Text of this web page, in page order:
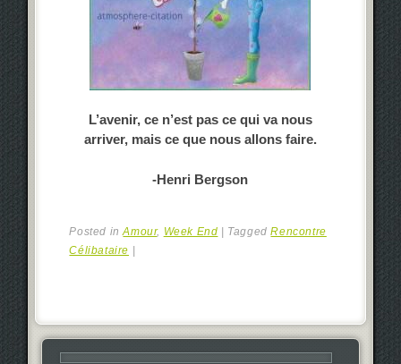
L’avenir, ce n’est pas ce qui va nous
arriver, mais ce que nous allons faire.
-Henri Bergson
Posted inAmour, Week End TaggedRencontre
Célibataire